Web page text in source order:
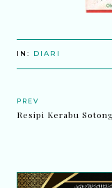
IN: DIARI
PREV
Resipi Kerabu